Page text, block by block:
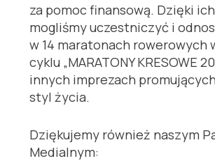
za pomoc finansową. Dzięki
mogliśmy uczestniczyć i
w 14 maratonach rowerowych
cyklu „MARATONY KRESOWE
innych imprezach
styl życia.
Dziękujemy również naszym
Medialnym: